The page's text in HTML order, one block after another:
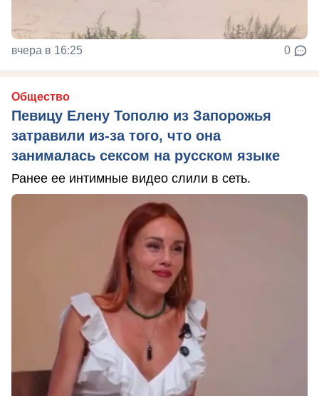
вчера в 16:25 0
Общество
Певицу Елену Тополю из Запорожья
затравили из-за того, что она
занималась сексом на русском языке
Ранее ее интимные видео слили в сеть.